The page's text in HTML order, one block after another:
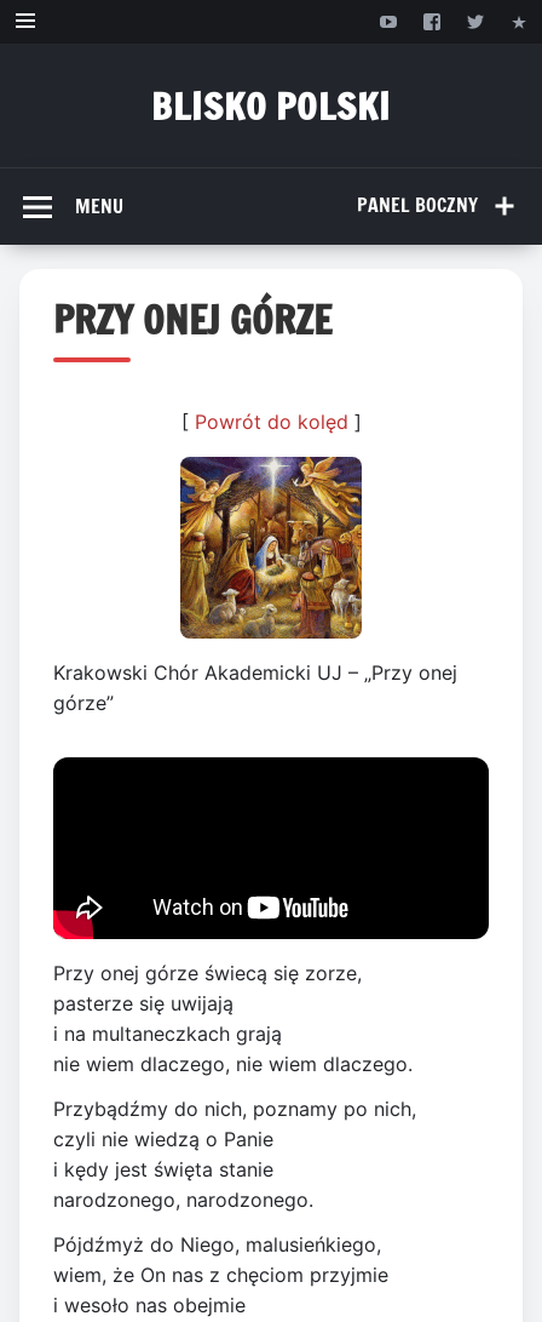
Przejdź
BLISKO POLSKI
PANEL BOCZNY
MENU
PRZY ONEJ GÓRZE
[ Powrót do kolęd ]
Krakowski Chór Akademicki UJ – „Przy onej
górze”
Przy onej górze świecą się zorze,
pasterze się uwijają
i na multaneczkach grają
nie wiem dlaczego, nie wiem dlaczego.
Przybądźmy do nich, poznamy po nich,
czyli nie wiedzą o Panie
i kędy jest święta stanie
narodzonego, narodzonego.
Pójdźmyż do Niego, malusieńkiego,
wiem, że On nas z chęciom przyjmie
i wesoło nas obejmie